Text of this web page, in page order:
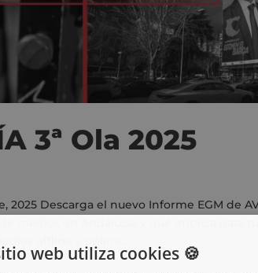
3ª Ola 2025
2025 Descarga el nuevo Informe EGM de
medios en Andalucía y qué implica para tu
offline y online....
web utiliza cookies 🍪